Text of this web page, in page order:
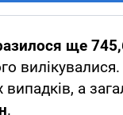
ще
а
.